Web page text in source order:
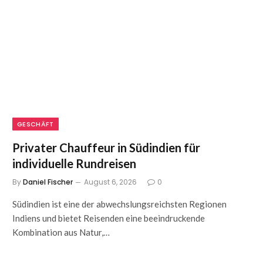
GESCHÄFT
Privater Chauffeur in Südindien für
individuelle Rundreisen
ByDaniel Fischer August 6, 2026 0
Südindien ist eine der abwechslungsreichsten Regionen
Indiens und bietet Reisenden eine beeindruckende
Kombination aus Natur,…